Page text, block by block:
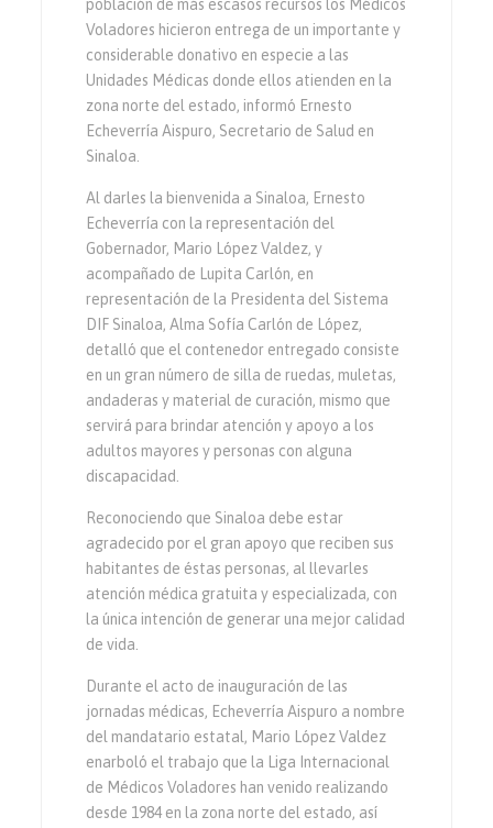
población de más escasos recursos los Médicos
Voladores hicieron entrega de un importante y
considerable donativo en especie a las
Unidades Médicas donde ellos atienden en la
zona norte del estado, informó Ernesto
Echeverría Aispuro, Secretario de Salud en
Sinaloa.
Al darles la bienvenida a Sinaloa, Ernesto
Echeverría con la representación del
Gobernador, Mario López Valdez, y
acompañado de Lupita Carlón, en
representación de la Presidenta del Sistema
DIF Sinaloa, Alma Sofía Carlón de López,
detalló que el contenedor entregado consiste
en un gran número de silla de ruedas, muletas,
andaderas y material de curación, mismo que
servirá para brindar atención y apoyo a los
adultos mayores y personas con alguna
discapacidad.
Reconociendo que Sinaloa debe estar
agradecido por el gran apoyo que reciben sus
habitantes de éstas personas, al llevarles
atención médica gratuita y especializada, con
la única intención de generar una mejor calidad
de vida.
Durante el acto de inauguración de las
jornadas médicas, Echeverría Aispuro a nombre
del mandatario estatal, Mario López Valdez
enarboló el trabajo que la Liga Internacional
de Médicos Voladores han venido realizando
desde 1984 en la zona norte del estado, así